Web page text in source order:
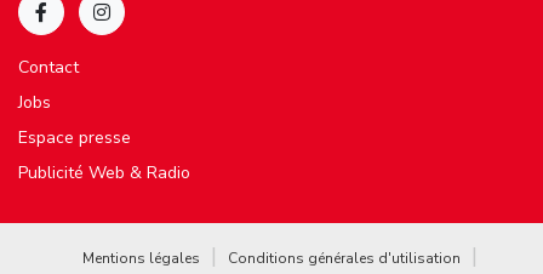
Contact
Jobs
Espace presse
Publicité Web & Radio
Mentions légales Conditions générales d'utilisation